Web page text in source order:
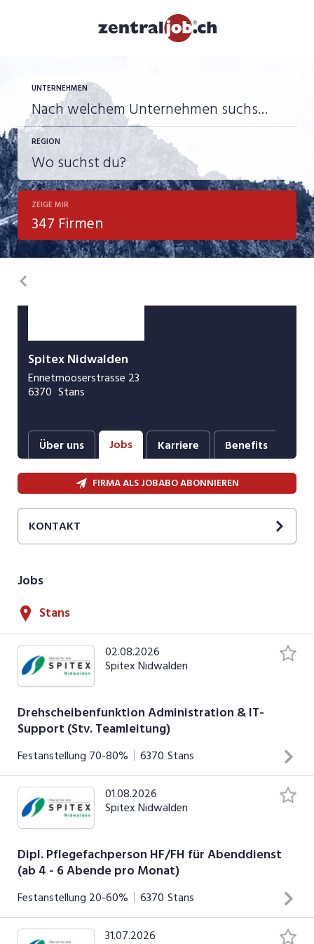
UNTERNEHMEN
REGION
ZEIGE MIR
347 Firmen
Spitex Nidwalden
Ennetmooserstrasse 23
6370 Stans
Über uns Jobs Karriere Benefits
FIRMA ALS JOBABO ABONNIEREN
KONTAKT
+41 41 618 20 50
E-Mail
Jobs
Stans
02.08.2026
Spitex Nidwalden
Drehscheibenfunktion Administration & IT-
Support (Stv. Teamleitung)
Festanstellung 70-80% 6370 Stans
ufgaben Administration (ca. 40%) Sie sind erste
Anlaufstelle am Telefon und beraten kompetent zu
unseren Dienstleistungen Sie pflegen und verwalten
Dossier für Klientinnen und Klienten im ERP-System
(NEXUS) Sie unterstützen Mitarbeitende bei internen
Anliegen Sie sorgen dafür, dass im Büro- und
Materialbereich alles rundläuft Aufgaben IT-Support &
Projekte (ca. 30-40%) Sie unterstützen im Alltag bei
INSERAT ANSEHEN
01.08.2026
Spitex Nidwalden
Dipl. Pflegefachperson HF/FH für Abenddienst
(ab 4 - 6 Abende pro Monat)
Festanstellung 20-60% 6370 Stans
Mehr Fachkompetenz. Mehr Verantwortung. Mehr Sinn.
31.07.2026